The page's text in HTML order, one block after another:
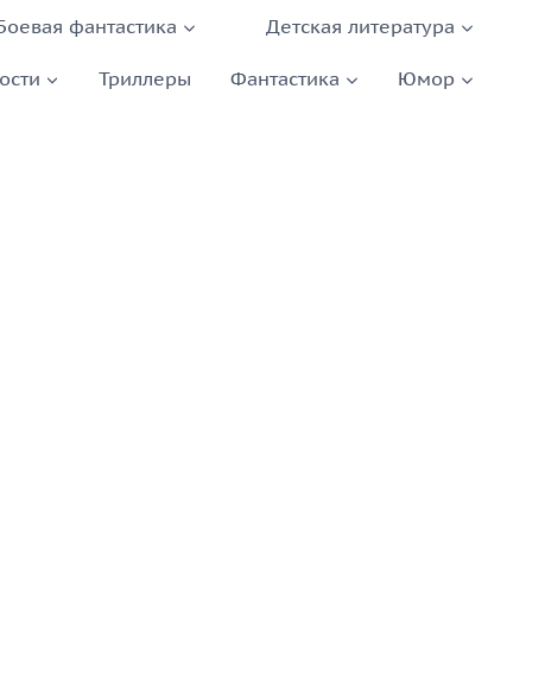
фантастика Детская литература
Триллеры Фантастика Юмор